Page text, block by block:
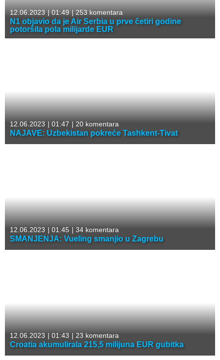
12.06.2023 |01:49 |253 komentara
N1 objavio da je Air Serbia u prve četiri godine
potoršila pola milijarde EUR
12.06.2023 | 01:47 | 20 komentara
NAJAVE: Uzbekistan pokreće Tashkent-Tivat
12.06.2023 | 01:45 | 34 komentara
SMANJENJA: Vueling smanjio u Zagrebu
12.06.2023 | 01:43 | 23 komentara
Croatia akumulirala 215,5 milijuna EUR gubitka